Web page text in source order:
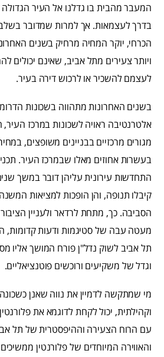
המעבר מהבית בו גדלנו אל העיר
בדרך לעצמאות. אך למרות שמדובר
הכרחי, יוקר המחיה מרחיק בשנים
ויותר צעירים מתל אביב, שאינם יכולים
לעצמם להשכיר או לרכוש דירה בעיר.
בשנים האחרונות מתהווה בשכונות
אלטרנטיבה ראויה לשכונות במרכז
מגורים מרכזיים בבניינים משופצים,
בעשרות אחוזים מאלו שבמרכז העיר.
התחדשות עירונית עליהן דובר במשך
קיבלו תנופה, והן הופכות למציאות
הסביבה. כך, מתחת לרדאר ולעניין
מעטה עבה של סטיגמות ודעות קדומות,
תל אביב לשוק נדל"ן פורח המושך אליו
וגדל של משקיעים ורוכשים פוטנציאליים.
מי שמתקשה לדמיין את נווה שאנן
וקהילתית, יכול לקחת לדוגמא את
עם הרוח הצעירה וההיפסטרית של תל
והאווירה המיוחדים של פלורנטין